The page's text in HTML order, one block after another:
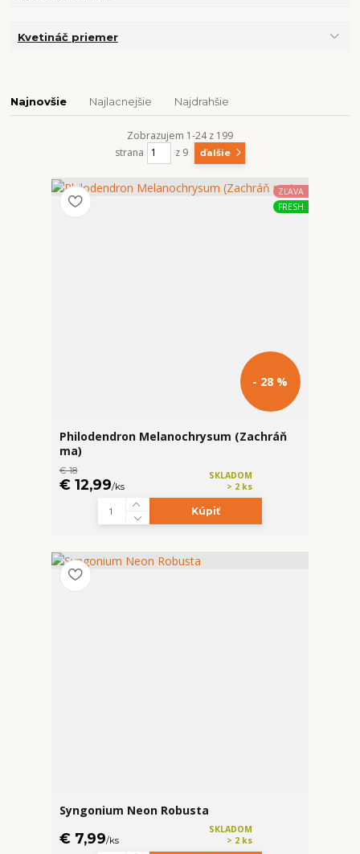
Kvetináč priemer
Najnovšie Najlacnejšie Najdrahšie
Zobrazujem 1-24 z 199
strana
z 9 ďalšie
ZĽAVA
FRESH
- 28 %
Philodendron Melanochrysum (Zachráň
ma)
€ 18
€ 12,99/ks
SKLADOM
> 2 ks
Kúpiť
Syngonium Neon Robusta
€ 7,99/ks
SKLADOM
> 2 ks